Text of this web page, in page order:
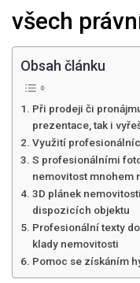
všech
Obsah článku
Při prodeji či
prezentace, tak i
Využití
S profesionálními
nemovitost mnohem
3D plánek
dispozicích objektu
Profesionální texty
klady nemovitosti
Pomoc se získáním